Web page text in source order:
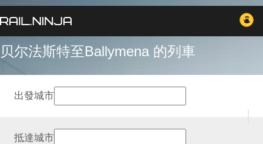
贝尔法斯特至Ballymena 的列車
出發城市
抵達城市